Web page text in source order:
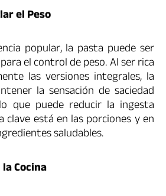
el Peso
popular, la pasta puede ser
el control de peso. Al ser rica
las versiones integrales, la
la sensación de saciedad
que puede reducir la ingesta
clave está en las porciones y en
saludables.
Cocina